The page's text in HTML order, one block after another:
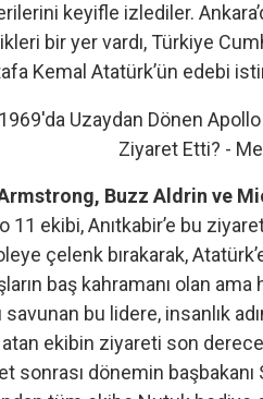
keyifle izlediler.
bir yer vardı, Türkiye
Kemal Atatürk’ün edebi
Buzz Aldrin ve
11 ekibi, Anıtkabir’e bu
çelenk bırakarak,
baş kahramanı olan
savunan bu lidere, insanlık
ekibin ziyareti son
sonrası dönemin